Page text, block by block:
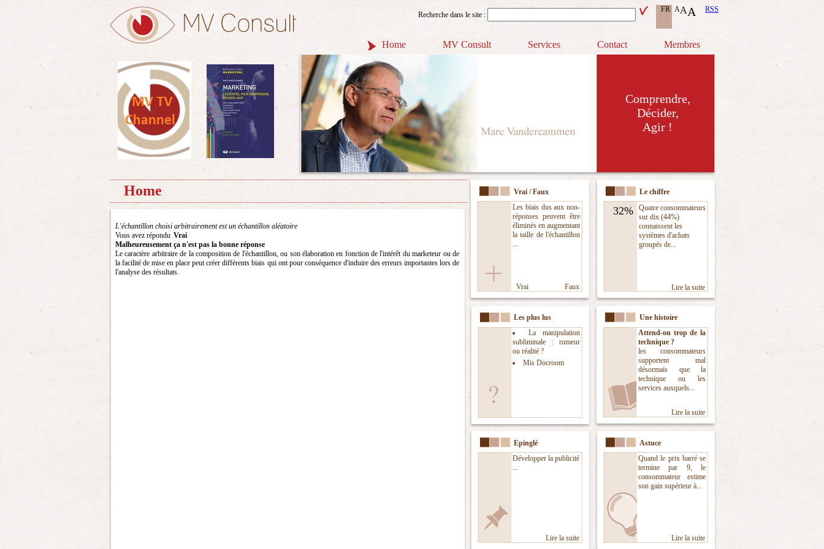
RSS
A
A
A
FR
Recherche dans le site :
Home MV Consult Services Contact Membres
Comprendre,
Décider,
Agir !
Vrai / Faux
Les biais dus aux non-
réponses peuvent être
éliminés en augmentant
la taille de l'échantillon
...
Vrai Faux
Le chiffre
32%
Quatre consommateurs
sur dix (44%)
connaissent les
systèmes d'achats
groupés de...
Lire la suite
Les plus lus
La manipulation
subliminale : rumeur
ou réalité ?
Mis Docroom
Une histoire
Attend-on trop de la
technique ?
les consommateurs
supportent mal
désormais que la
technique ou les
services auxquels...
Lire la suite
Epinglé
Développer la publicité
...
Lire la suite
Astuce
Quand le prix barré se
termine par 9, le
consommateur estime
son gain supérieur à...
Lire la suite
Home
L'échantillon choisi arbitrairement est un échantillon aléatoire
Vous avez répondu Vrai
Malheureusement ça n'est pas la bonne réponse
Le caractère arbitraire de la composition de l'échantillon, ou son élaboration en fonction de l'intérêt du marketeur ou de
la facilité de mise en place peut créer différents biais qui ont pour conséquence d'induire des erreurs importantes lors de
l'analyse des résultats.